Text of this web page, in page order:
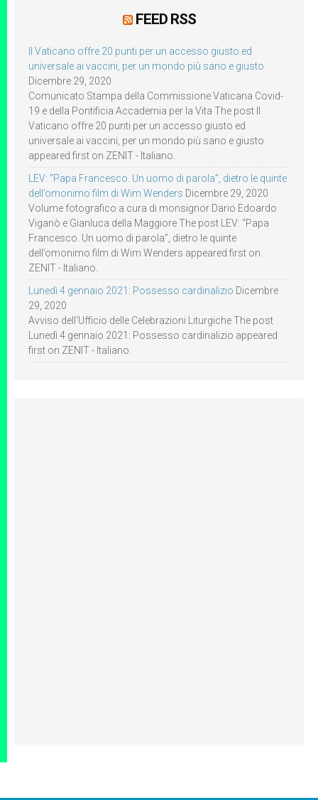
FEED RSS
Il Vaticano offre 20 punti per un accesso giusto ed
universale ai vaccini, per un mondo più sano e giusto
Dicembre 29, 2020
Comunicato Stampa della Commissione Vaticana Covid-
19 e della Pontificia Accademia per la Vita The post Il
Vaticano offre 20 punti per un accesso giusto ed
universale ai vaccini, per un mondo più sano e giusto
appeared first on ZENIT - Italiano.
LEV: “Papa Francesco. Un uomo di parola”, dietro le quinte
dell’omonimo film di Wim Wenders Dicembre 29, 2020
Volume fotografico a cura di monsignor Dario Edoardo
Viganò e Gianluca della Maggiore The post LEV: “Papa
Francesco. Un uomo di parola”, dietro le quinte
dell’omonimo film di Wim Wenders appeared first on
ZENIT - Italiano.
Lunedì 4 gennaio 2021: Possesso cardinalizio Dicembre
29, 2020
Avviso dell’Ufficio delle Celebrazioni Liturgiche The post
Lunedì 4 gennaio 2021: Possesso cardinalizio appeared
first on ZENIT - Italiano.